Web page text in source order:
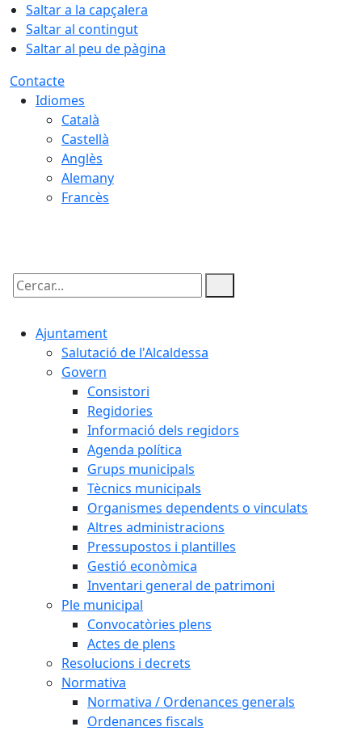
Saltar a la capçalera
Saltar al contingut
Saltar al peu de pàgina
Contacte
Idiomes
Català
Castellà
Anglès
Alemany
Francès
Cercar:
Ajuntament
Salutació de l'Alcaldessa
Govern
Consistori
Regidories
Informació dels regidors
Agenda política
Grups municipals
Tècnics municipals
Organismes dependents o vinculats
Altres administracions
Pressupostos i plantilles
Gestió econòmica
Inventari general de patrimoni
Ple municipal
Convocatòries plens
Actes de plens
Resolucions i decrets
Normativa
Normativa / Ordenances generals
Ordenances fiscals